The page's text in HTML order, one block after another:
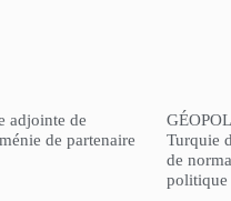
adjointe de
de partenaire
Turquie
de
politique